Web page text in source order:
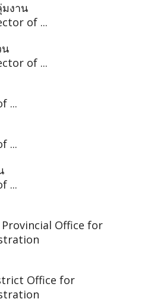
งาน
of ...
น
of ...
...
...
...
Office for
Office for